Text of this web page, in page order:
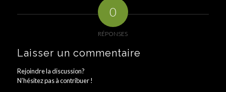
0
RÉPONSES
Laisser un commentaire
Rejoindre la discussion?
N’hésitez pas à contribuer !